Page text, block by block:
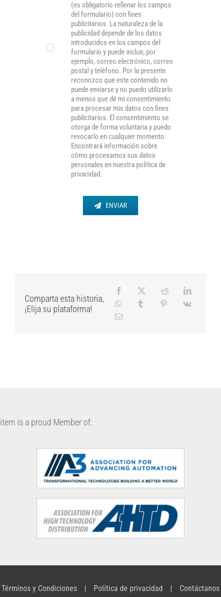
(es obligatorio rellenar los campos
del formulario) con fines
publicitarios. La naturaleza de la
publicidad depende de los datos
introducidos en los campos del
formulario y puede incluir, por
ejemplo, correo electrónico, correo
postal y teléfono. Por la presente
reconozco que este contenido no
puede enviarse y no puedo utilizarlo
a menos que dé mi consentimiento
para procesar mis datos con fines
publicitarios. El consentimiento se
otorga de forma voluntaria y puedo
revocarlo en cualquier momento.
Encontrará información sobre
cómo procesamos sus datos
personales en nuestra política de
privacidad.
ENVIAR
Comparta esta historia,
¡Elija su plataforma!
item is a proud Member of:
Términos y Condiciones Política de privacidad Contáctanos